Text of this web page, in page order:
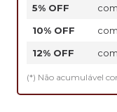
5% OFF
10% OFF
12% OFF
(*) Não acumulável